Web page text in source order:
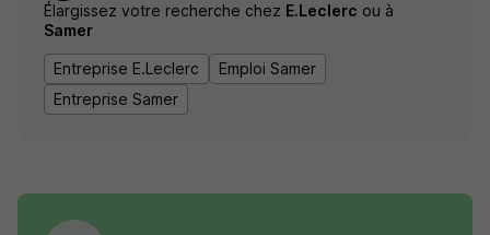
Élargissez votre recherche chez E.Leclerc ou à
Samer
Entreprise E.Leclerc
Emploi Samer
Entreprise Samer